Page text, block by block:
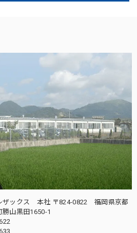
ザックス 本社 〒824-0822 福岡県京都
勝山黒田1650-1